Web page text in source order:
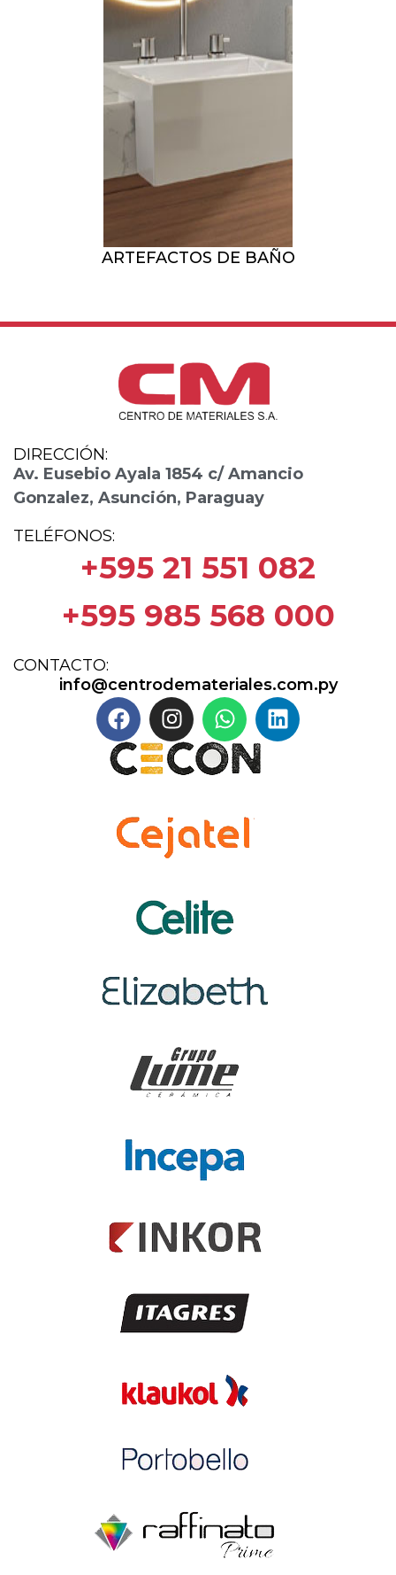
ARTEFACTOS DE BAÑO
DIRECCIÓN:
Av. Eusebio Ayala 1854 c/ Amancio
Gonzalez, Asunción, Paraguay
TELÉFONOS:
+595 21 551 082
+595 985 568 000
CONTACTO:
info@centrodemateriales.com.py